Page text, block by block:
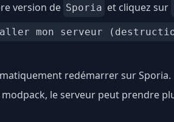
version de Sporia et cliquez sur
mon serveur
redémarrer sur Sporia.
le serveur peut prendre